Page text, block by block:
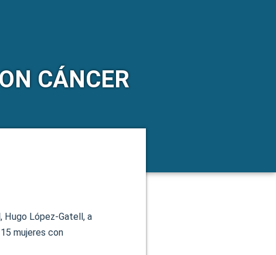
CÁNCER
Hugo López-Gatell, a
mujeres con